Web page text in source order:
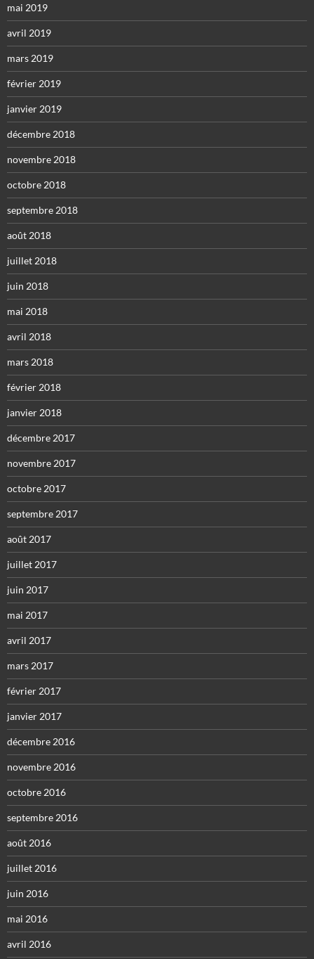
mai 2019
avril 2019
mars 2019
février 2019
janvier 2019
décembre 2018
novembre 2018
octobre 2018
septembre 2018
août 2018
juillet 2018
juin 2018
mai 2018
avril 2018
mars 2018
février 2018
janvier 2018
décembre 2017
novembre 2017
octobre 2017
septembre 2017
août 2017
juillet 2017
juin 2017
mai 2017
avril 2017
mars 2017
février 2017
janvier 2017
décembre 2016
novembre 2016
octobre 2016
septembre 2016
août 2016
juillet 2016
juin 2016
mai 2016
avril 2016